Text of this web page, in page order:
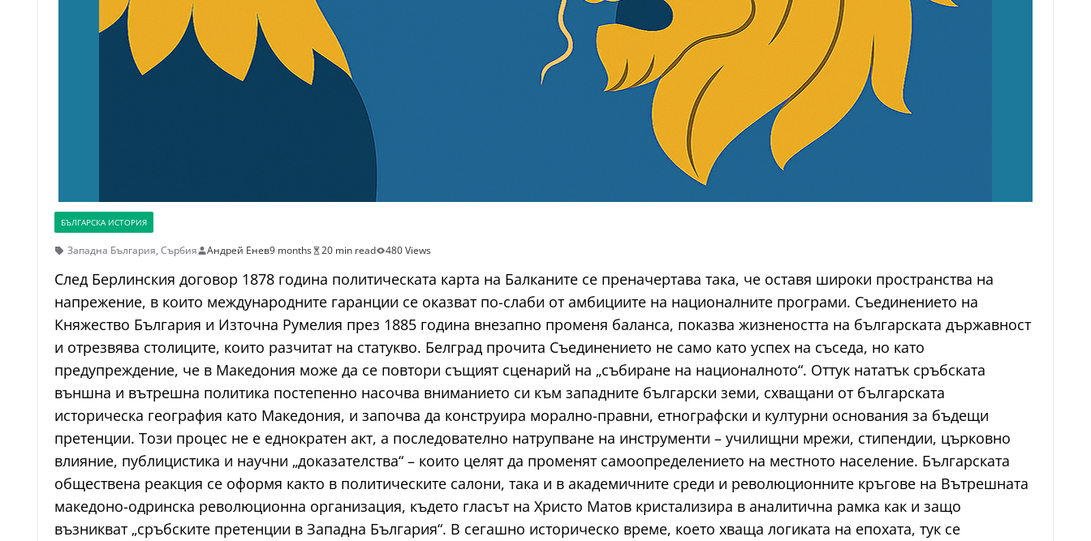
БЪЛГАРСКА ИСТОРИЯ
Западна България, Сърбия Андрей Енев9 months 20 min read 480 Views
След Берлинския договор 1878 година политическата карта на Балканите се преначертава така, че оставя широки пространства на
напрежение, в които международните гаранции се оказват по-слаби от амбициите на националните програми. Съединението на
Княжество България и Източна Румелия през 1885 година внезапно променя баланса, показва жизнеността на българската държавност
и отрезвява столиците, които разчитат на статукво. Белград прочита Съединението не само като успех на съседа, но като
предупреждение, че в Македония може да се повтори същият сценарий на „събиранe на националното“. Оттук нататък сръбската
външна и вътрешна политика постепенно насочва вниманието си към западните български земи, схващани от българската
историческа география като Македония, и започва да конструира морално-правни, етнографски и културни основания за бъдещи
претенции. Този процес не е еднократен акт, а последователно натрупване на инструменти – училищни мрежи, стипендии, църковно
влияние, публицистика и научни „доказателства“ – които целят да променят самоопределението на местното население. Българската
обществена реакция се оформя както в политическите салони, така и в академичните среди и революционните кръгове на Вътрешната
македоно-одринска революционна организация, където гласът на Христо Матов кристализира в аналитична рамка как и защо
възникват „сръбските претенции в Западна България“. В сегашно историческо време, което хваща логиката на епохата, тук се